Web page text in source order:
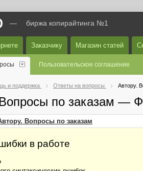
— биржа копирайтинга №1
Заказчику Магазин статей
Пользовательское соглашение
и поддержка Ответы на вопросы Автору.
по заказам —
Вопросы по заказам
в работе